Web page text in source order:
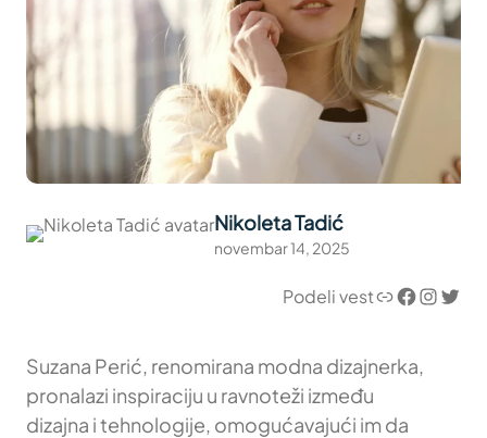
Nikoleta Tadić
novembar 14, 2025
Podeli vestLink Facebook InstagramTwitter
Suzana Perić, renomirana modna dizajnerka,
pronalazi inspiraciju u ravnoteži između
dizajna i tehnologije, omogućavajući im da